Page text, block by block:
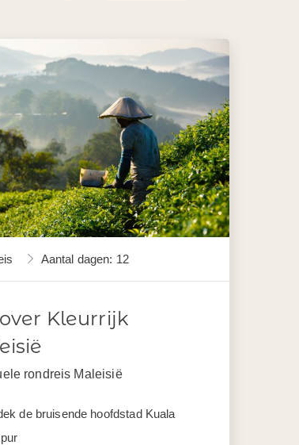
Aantal dagen: 12
Kleurrijk
rondreis Maleisië
de bruisende hoofdstad Kuala